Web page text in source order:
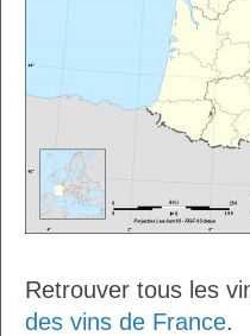
Retrouver tous les
des vins de France.